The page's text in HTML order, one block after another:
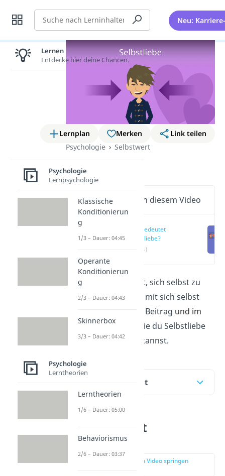
Suche Neu:
Lernplan Merken
Link teilen
Psychologie
Selbstwert
Selbstliebe
Wichtige Inhalte in diesem Video
Was bedeutet
Selbstliebe?
(00:14)
Selbstliebe
bedeutet, sich selbst zu
akzeptieren und gut mit sich selbst
umzugehen. Hier im Beitrag und im
Videoerfährst du, wie du Selbstliebe
lernen und stärken kannst.
Inhaltsübersicht
Was bedeutet
Selbstliebe?
zur Stelle im Video springen
Lernen lohnt sich!
Entdecke hier deine Chancen.
Psychologie
Lernpsychologie
Klassische
Konditionierun
g
1/3 – Dauer: 04:45
Operante
Konditionierun
g
2/3 – Dauer: 04:43
Skinnerbox
3/3 – Dauer: 04:42
Psychologie
Lerntheorien
Lerntheorien
1/6 – Dauer: 05:00
Behaviorismus
2/6 – Dauer: 03:37